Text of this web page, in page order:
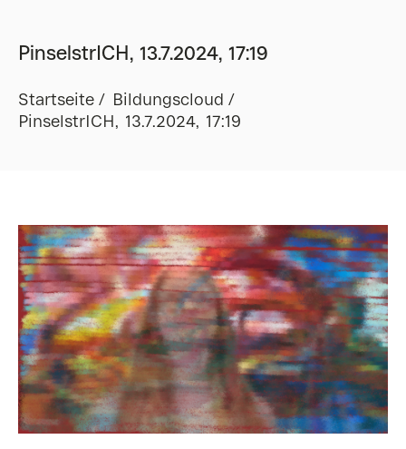
PinselstrICH, 13.7.2024, 17:19
Startseite
Bildungscloud
PinselstrICH, 13.7.2024, 17:19